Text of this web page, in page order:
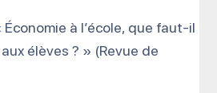
Économie à l’école, que faut-il
élèves ? » (Revue de